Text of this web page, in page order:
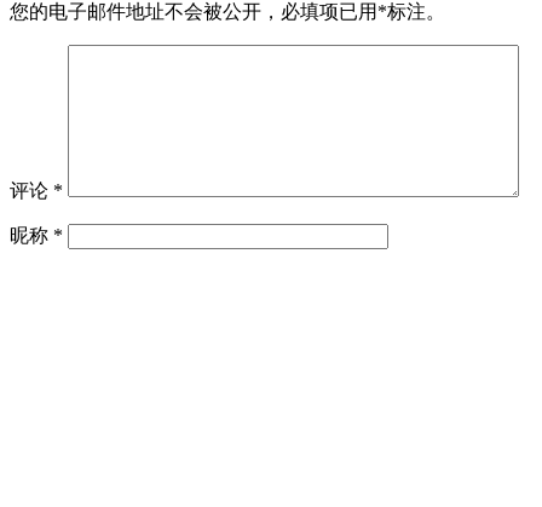
您的电子邮件地址不会被公开， 必填项已用 *标注。
评论 *
昵称 *